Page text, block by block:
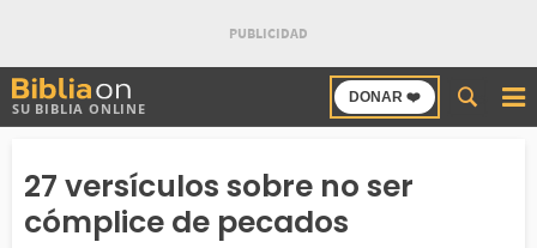
SU BIBLIA ONLINE
DONAR ❤️
Buscar
en
27 versículos sobre no ser
cómplice de pecados